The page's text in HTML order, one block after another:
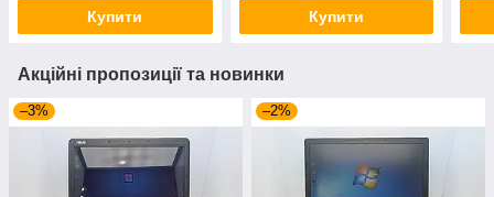
Купити Купити
Акційні пропозиції та новинки
–3% –2%